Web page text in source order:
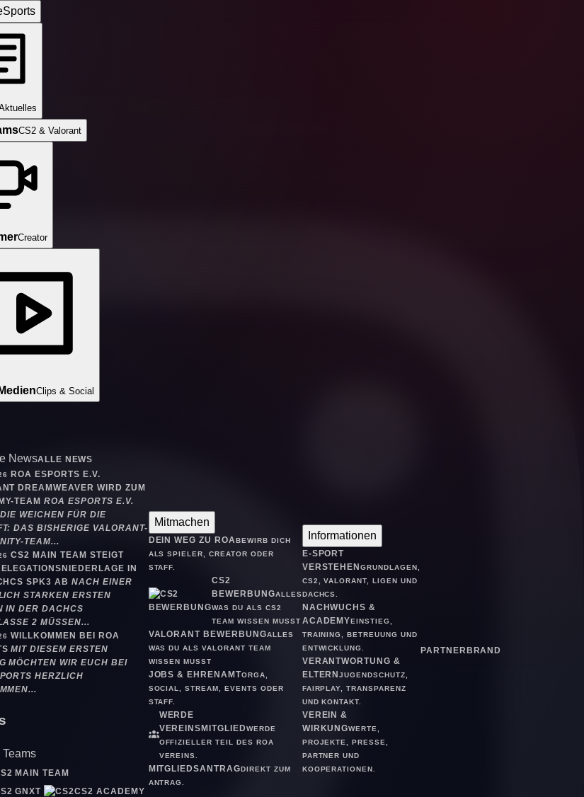
CS2 & Valorant
Creator
Clips & Social
NewsALLE NEWS
ROA ESPORTS E.V.
DREAMWEAVER WIRD ZUM
TEAM ROA ESPORTS E.V.
WEICHEN FÜR DIE
DAS BISHERIGE VALORANT-
TEAM...
CS2 MAIN TEAM STEIGT
IN
SPK3 AB NACH EINER
STARKEN ERSTEN
IN DER DACHCS
2 MÜSSEN...
WILLKOMMEN BEI ROA
MIT DIESEM ERSTEN
MÖCHTEN WIR EUCH BEI
HERZLICH
MAIN TEAM
GNXT
CS2 ACADEMY
Mitmachen
DEIN WEG ZU ROABEWIRB DICH
ALS SPIELER, CREATOR ODER
STAFF.
CS2
BEWERBUNGALLES
WAS DU ALS CS2
TEAM WISSEN MUSST
VALORANT BEWERBUNGALLES
WAS DU ALS VALORANT TEAM
WISSEN MUSST
JOBS & EHRENAMTORGA,
SOCIAL, STREAM, EVENTS ODER
STAFF.
WERDE
VEREINSMITGLIEDWERDE
OFFIZIELLER TEIL DES ROA
VEREINS.
MITGLIEDSANTRAGDIREKT ZUM
ANTRAG.
Informationen
E-SPORT
VERSTEHENGRUNDLAGEN,
CS2, VALORANT, LIGEN UND
DACHCS.
NACHWUCHS &
ACADEMYEINSTIEG,
TRAINING, BETREUUNG UND
ENTWICKLUNG.
VERANTWORTUNG &
ELTERNJUGENDSCHUTZ,
FAIRPLAY, TRANSPARENZ
UND KONTAKT.
VEREIN &
WIRKUNGWERTE,
PROJEKTE, PRESSE,
PARTNER UND
KOOPERATIONEN.
PARTNER BRAND
Datenschutz, Kosten und Kontaktwegen bei ROA.